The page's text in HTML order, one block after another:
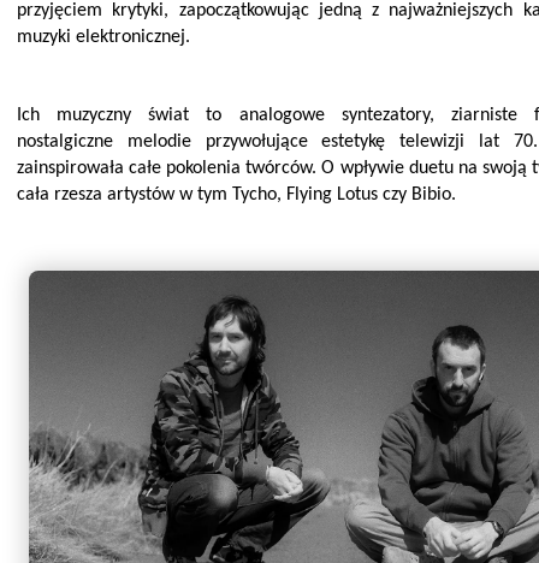
przyjęciem krytyki, zapoczątkowując jedną z najważniejszych
muzyki elektronicznej.
Ich muzyczny świat to analogowe syntezatory, ziarniste
nostalgiczne melodie przywołujące estetykę telewizji lat
zainspirowała całe pokolenia twórców. O wpływie duetu na swoją
cała rzesza artystów w tym Tycho, Flying Lotus czy Bibio.